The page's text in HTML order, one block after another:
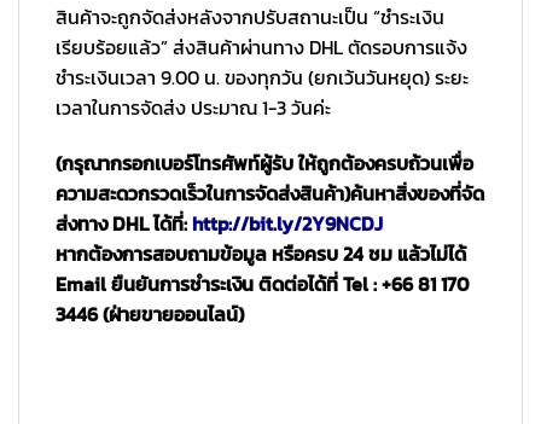
สินค้าจะถูกจัดส่งหลังจากปรับสถานะเป็น “ชำระเงิน
เรียบร้อยแล้ว” ส่งสินค้าผ่านทาง DHL ตัดรอบการแจ้ง
ชำระเงินเวลา 9.00 น. ของทุกวัน (ยกเว้นวันหยุด) ระยะ
เวลาในการจัดส่ง ประมาณ 1-3 วันค่ะ
(กรุณากรอกเบอร์โทรศัพท์ผู้รับ ให้ถูกต้องครบถ้วนเพื่อ
ความสะดวกรวดเร็วในการจัดส่งสินค้า)ค้นหาสิ่งของที่จัด
ส่งทาง DHL ได้ที่:http://bit.ly/2Y9NCDJ
หากต้องการสอบถามข้อมูล หรือครบ 24 ชม แล้วไม่ได้
Email ยืนยันการชำระเงิน ติดต่อได้ที่ Tel : +66 81 170
3446 (ฝ่ายขายออนไลน์)